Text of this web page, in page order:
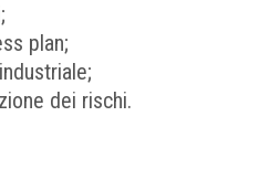
plan;
dei rischi.